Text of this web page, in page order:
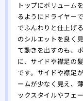
トップにボリューム
るようにドライヤー
でふんわりと仕上げ
のシルエットを良く
て動きを出すのも、
に、サイドや襟足の
です。サイドや襟足
ームが少なく見え、
ックスタイルやフェ